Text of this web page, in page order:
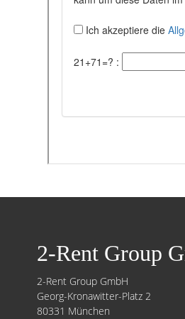
2-Rent Group
2-Rent Group GmbH
Georg-Kronawitter-Platz 2
80331 München